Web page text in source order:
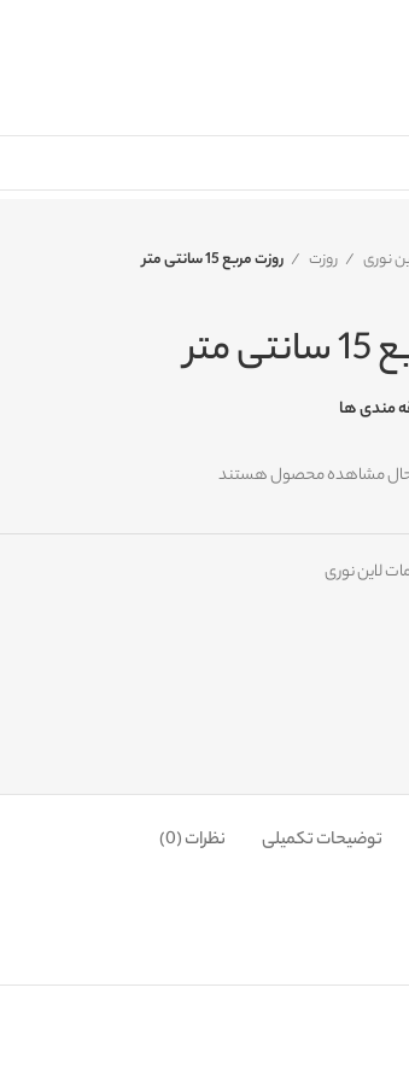
نوری روزت روزت مربع 15 سانتی متر
مندی ها
حال مشاهده محصول هستند
لاین نوری
توضیحات تکمیلی نظرات (0)